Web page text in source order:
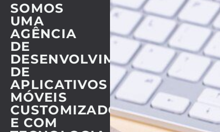
SOMOS
UMA
AGÊNCIA
DE
DESENVOLVIMENTO
DE
APLICATIVOS
MÓVEIS
CUSTOMIZADOS
E COM